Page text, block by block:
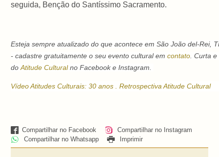
seguida, Benção do Santíssimo Sacramento.
Esteja sempre atualizado do que acontece em São João del-Rei,
- cadastre gratuitamente o seu evento cultural emcontato. Curta e
doAtitude Cultural no Facebook e Instagram.
Vídeo Atitudes Culturais: 30 anos . Retrospectiva Atitude Cultural
Compartilhar no Facebook
Compartilhar no Instagram
Compartilhar no Whatsapp
Imprimir